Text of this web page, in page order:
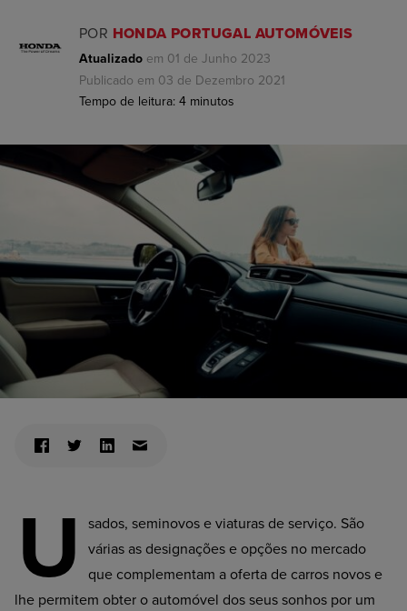
POR HONDA PORTUGAL AUTOMÓVEIS
Atualizado em 01 de Junho 2023
Publicado em 03 de Dezembro 2021
Tempo de leitura: 4 minutos
U
sados, seminovos e viaturas de serviço. São
várias as designações e opções no mercado
que complementam a oferta de carros novos e
lhe permitem obter o automóvel dos seus sonhos por um